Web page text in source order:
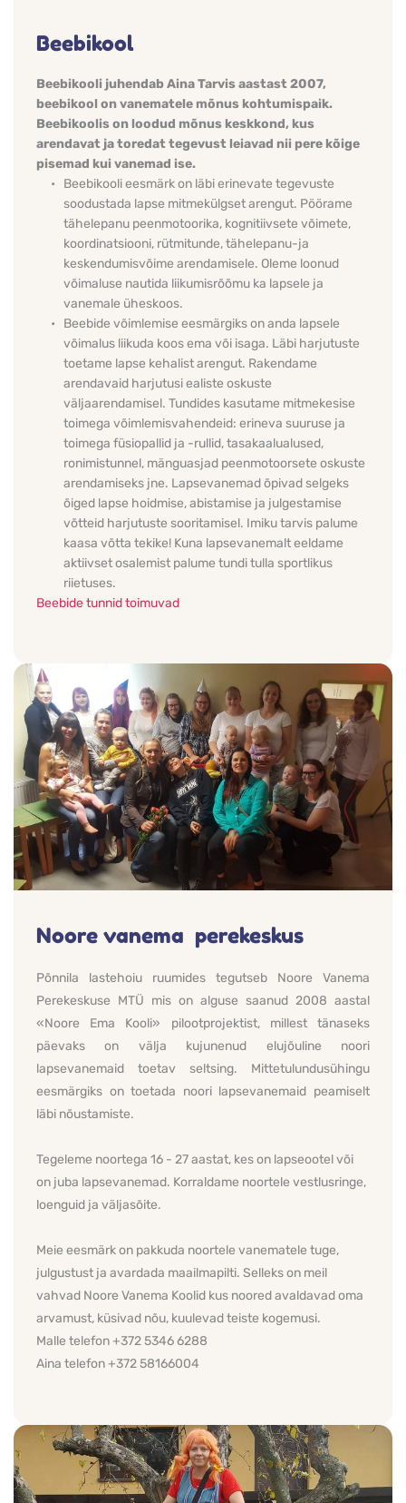
Beebikool
Beebikooli juhendab Aina Tarvis aastast 2007,
beebikool on vanematele mõnus kohtumispaik.
Beebikoolis on loodud mõnus keskkond, kus
arendavat ja toredat tegevust leiavad nii pere kõige
pisemad kui vanemad ise.
Beebikooli eesmärk on läbi erinevate tegevuste
soodustada lapse mitmekülgset arengut. Pöörame
tähelepanu peenmotoorika, kognitiivsete võimete,
koordinatsiooni, rütmitunde, tähelepanu-ja
keskendumisvõime arendamisele. Oleme loonud
võimaluse nautida liikumisrõõmu ka lapsele ja
vanemale üheskoos.
Beebide võimlemise eesmärgiks on anda lapsele
võimalus liikuda koos ema või isaga. Läbi harjutuste
toetame lapse kehalist arengut. Rakendame
arendavaid harjutusi ealiste oskuste
väljaarendamisel. Tundides kasutame mitmekesise
toimega võimlemisvahendeid: erineva suuruse ja
toimega füsiopallid ja -rullid, tasakaalualused,
ronimistunnel, mänguasjad peenmotoorsete oskuste
arendamiseks jne. Lapsevanemad õpivad selgeks
õiged lapse hoidmise, abistamise ja julgestamise
võtteid harjutuste sooritamisel. Imiku tarvis palume
kaasa võtta tekike! Kuna lapsevanemalt eeldame
aktiivset osalemist palume tundi tulla sportlikus
riietuses.
Beebide tunnid toimuvad
Noore vanema  perekeskus
Põnnila lastehoiu ruumides tegutseb Noore Vanema
Perekeskuse MTÜ mis on alguse saanud 2008 aastal
«Noore Ema Kooli» pilootprojektist, millest tänaseks
päevaks on välja kujunenud elujõuline noori
lapsevanemaid toetav seltsing. Mittetulundusühingu
eesmärgiks on toetada noori lapsevanemaid peamiselt
läbi nõustamiste.
Tegeleme noortega 16 - 27 aastat, kes on lapseootel või
on juba lapsevanemad. Korraldame noortele vestlusringe,
loenguid ja väljasõite.
Meie eesmärk on pakkuda noortele vanematele tuge,
julgustust ja avardada maailmapilti. Selleks on meil
vahvad Noore Vanema Koolid kus noored avaldavad oma
arvamust, küsivad nõu, kuulevad teiste kogemusi.
Malle telefon +372 5346 6288
Aina telefon +372 58166004